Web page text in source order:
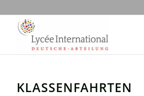
KLASSENFAHRTEN